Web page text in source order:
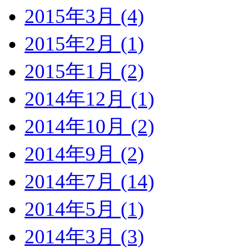
2015年3月 (4)
2015年2月 (1)
2015年1月 (2)
2014年12月 (1)
2014年10月 (2)
2014年9月 (2)
2014年7月 (14)
2014年5月 (1)
2014年3月 (3)